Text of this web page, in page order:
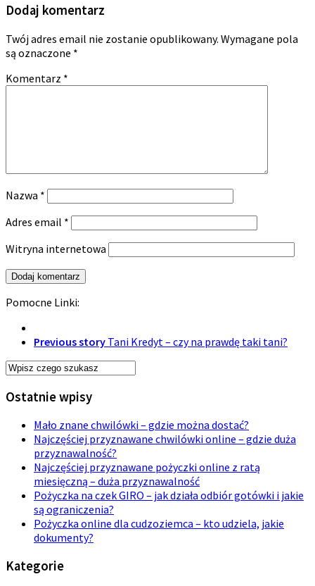
Dodaj komentarz
Twój adres email nie zostanie opublikowany. Wymagane pola
są oznaczone *
Komentarz *
Nazwa *
Adres email *
Witryna internetowa
Pomocne Linki:
Previous story Tani Kredyt – czy na prawdę taki tani?
Ostatnie wpisy
Mało znane chwilówki – gdzie można dostać?
Najczęściej przyznawane chwilówki online – gdzie duża
przyznawalność?
Najczęściej przyznawane pożyczki online z ratą
miesięczną – duża przyznawalność
Pożyczka na czek GIRO – jak działa odbiór gotówki i jakie
są ograniczenia?
Pożyczka online dla cudzoziemca – kto udziela, jakie
dokumenty?
Kategorie